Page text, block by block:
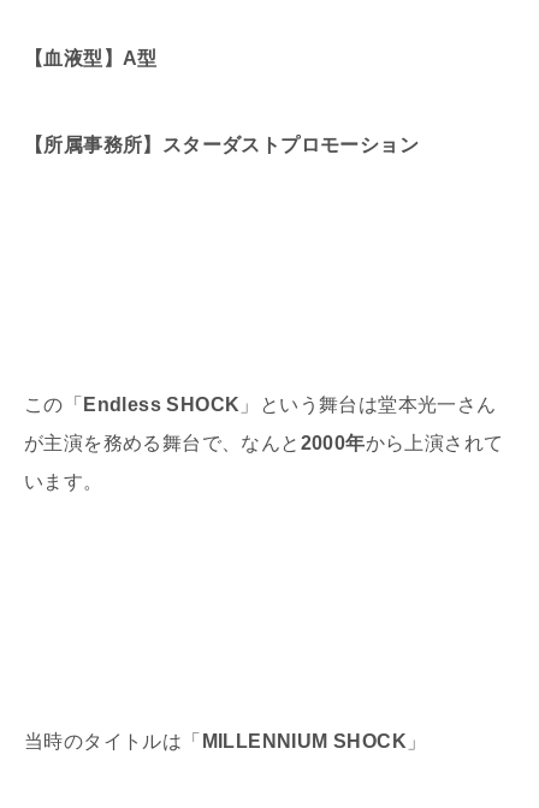
【血液型】A型
【所属事務所】スターダストプロモーション
この「 Endless SHOCK 」という舞台は堂本光一さん
が主演を務める舞台で、なんと 2000年から上演されて
います。
当時のタイトルは「 MILLENNIUM SHOCK 」